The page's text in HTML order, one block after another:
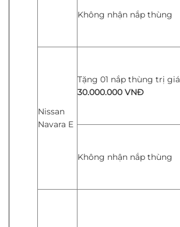
Không nhận nắp thùng
Nissan
Navara E
Tặng 01 nắp thùng trị giá
30.000.000 VNĐ
Không nhận nắp thùng